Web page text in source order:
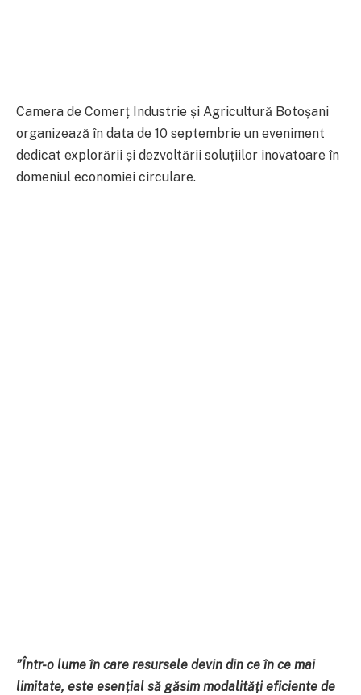
Camera de Comerț Industrie și Agricultură Botoșani
organizează în data de 10 septembrie un eveniment
dedicat explorării și dezvoltării soluțiilor inovatoare în
domeniul economiei circulare.
”Într-o lume în care resursele devin din ce în ce mai
limitate, este esențial să găsim modalități eficiente de